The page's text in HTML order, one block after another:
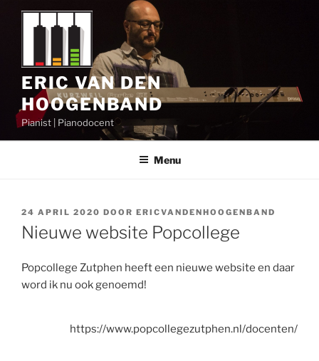
ERIC VAN DEN
HOOGENBAND
Pianist | Pianodocent
Menu
GEPLAATST
OP
24 APRIL 2020 DOOR ERICVANDENHOOGENBAND
Nieuwe website Popcollege
Popcollege Zutphen heeft een nieuwe website en daar
word ik nu ook genoemd!
https://www.popcollegezutphen.nl/docenten/